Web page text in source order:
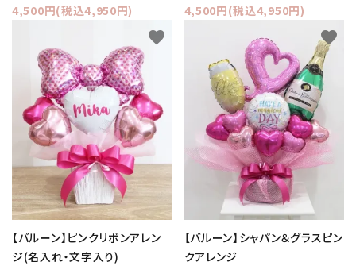
4,500円(税込4,950円)
4,500円(税込4,950円)
【バルーン】ピンクリボンアレン
ジ(名入れ・文字入り)
favorite
【バルーン】シャパン＆グラスピン
クアレンジ
favorite